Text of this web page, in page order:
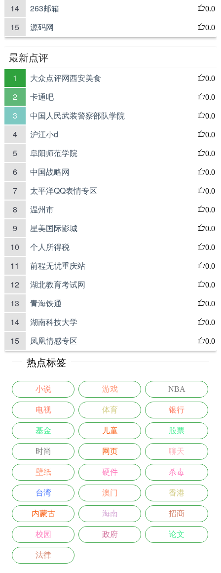
14 263邮箱 0.0
15 源码网 0.0
最新点评
1 大众点评网西安美食 0.0
2 卡通吧 0.0
3 中国人民武装警察部队学院 0.0
4 沪江小d 0.0
5 阜阳师范学院 0.0
6 中国战略网 0.0
7 太平洋QQ表情专区 0.0
8 温州市 0.0
9 星美国际影城 0.0
10 个人所得税 0.0
11 前程无忧重庆站 0.0
12 湖北教育考试网 0.0
13 青海铁通 0.0
14 湖南科技大学 0.0
15 凤凰情感专区 0.0
热点标签
小说 游戏 NBA
电视 体育 银行
基金 儿童 股票
时尚 网页 聊天
壁纸 硬件 杀毒
台湾 澳门 香港
内蒙古 海南 招商
校园 政府 论文
法律